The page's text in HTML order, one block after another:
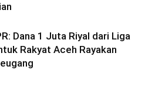
Dana 1 Juta Riyal dari Liga
Rakyat Aceh Rayakan